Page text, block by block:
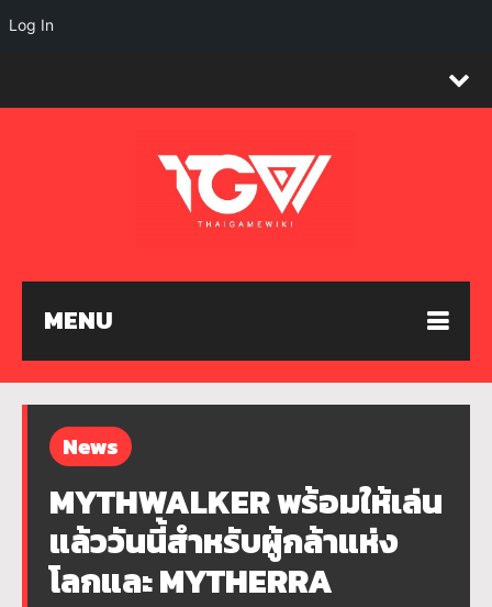
MENU
News
MYTHWALKER พร้อมให้เล่น
แล้ววันนี้สำหรับผู้กล้าแห่ง
โลกและ MYTHERRA
Log In